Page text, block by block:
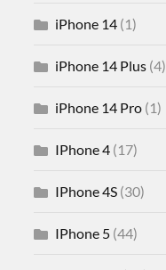
iPhone 14 (1)
iPhone 14 Plus (4)
iPhone 14 Pro (1)
IPhone 4 (17)
IPhone 4S (30)
IPhone 5 (44)